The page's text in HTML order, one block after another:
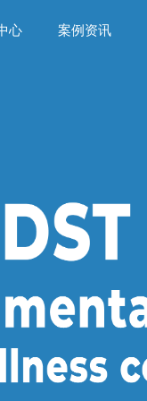
心 案例资讯